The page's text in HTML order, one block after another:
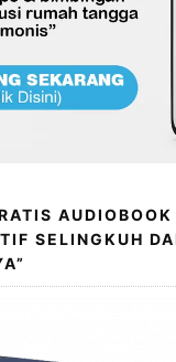
AUDIOBOOK
SELINGKUH